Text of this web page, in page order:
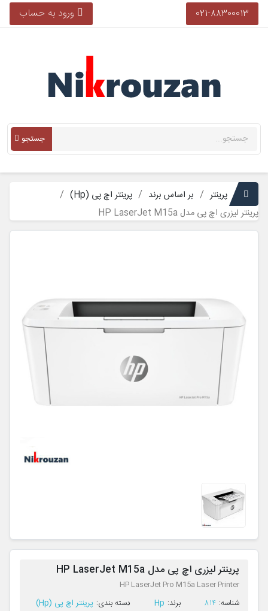
021-88300013 ورود به حساب
جستجو
پرینتر بر اساس برند
پرینتر اچ پی (Hp)
پرینتر لیزری اچ پی مدل HP LaserJet M15a
پرینتر لیزری اچ پی مدل HP LaserJet M15a
HP LaserJet Pro M15a Laser Printer
ﺷﻨﺎﺳﻪ: 814 ﺑﺮﻧﺪ: Hp ﺩﺳﺘﻪ ﺑﻨﺪی: پرینتر اچ پی (Hp)